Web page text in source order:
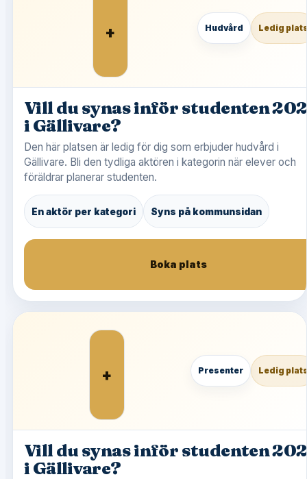
+ Hudvård Ledig
Vill du synas inför studenten
i Gällivare?
Den här platsen är ledig för dig som erbjuder hudvård i
Gällivare. Bli den tydliga aktören i kategorin när elever och
föräldrar planerar studenten.
En aktör per kategori Syns på kommunsidan
Boka plats
+ Presenter Ledig
Vill du synas inför studenten
i Gällivare?